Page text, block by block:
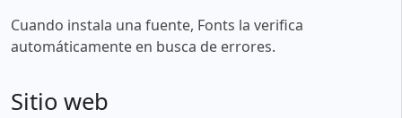
Cuando instala una fuente, Fonts la verifica
automáticamente en busca de errores.
Sitio web